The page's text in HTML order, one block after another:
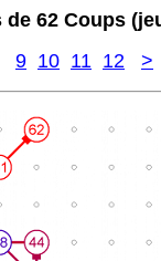
62 Coups
9 10 11 12 >